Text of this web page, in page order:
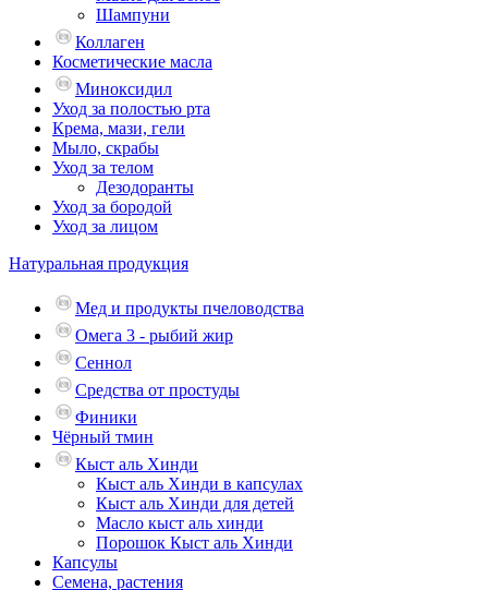
Шампуни
Коллаген
Косметические масла
Миноксидил
Уход за полостью рта
Крема, мази, гели
Мыло, скрабы
Уход за телом
Дезодоранты
Уход за бородой
Уход за лицом
Натуральная продукция
Мед и продукты пчеловодства
Омега 3 - рыбий жир
Сеннол
Средства от простуды
Финики
Чёрный тмин
Кыст аль Хинди
Кыст аль Хинди в капсулах
Кыст аль Хинди для детей
Масло кыст аль хинди
Порошок Кыст аль Хинди
Капсулы
Семена, растения